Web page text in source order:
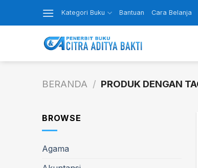
Kategori Buku Bantuan Cara Belanja
BERANDA / PRODUK DENGAN
BROWSE
Agama